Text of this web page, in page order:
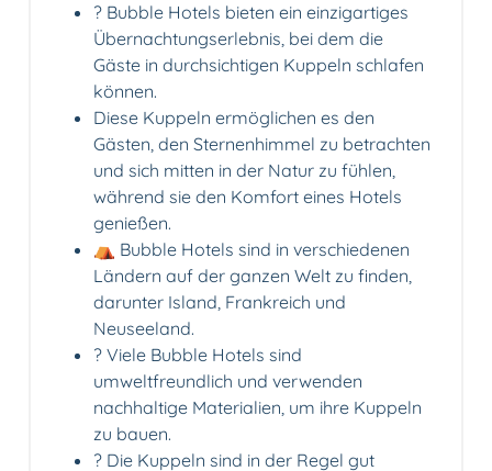
? Bubble Hotels bieten ein einzigartiges
Übernachtungserlebnis, bei dem die
Gäste in durchsichtigen Kuppeln schlafen
können.
Diese Kuppeln ermöglichen es den
Gästen, den Sternenhimmel zu betrachten
und sich mitten in der Natur zu fühlen,
während sie den Komfort eines Hotels
genießen.
⛺️ Bubble Hotels sind in verschiedenen
Ländern auf der ganzen Welt zu finden,
darunter Island, Frankreich und
Neuseeland.
? Viele Bubble Hotels sind
umweltfreundlich und verwenden
nachhaltige Materialien, um ihre Kuppeln
zu bauen.
?️ Die Kuppeln sind in der Regel gut